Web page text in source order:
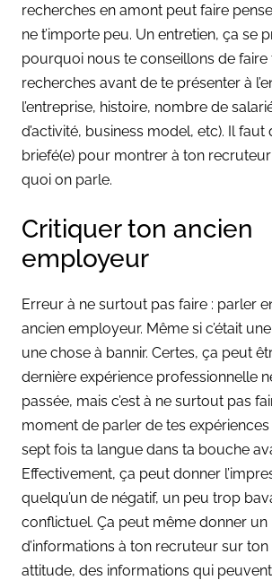
recherches en amont peut faire
ne t’importe peu. Un entretien, ça se
pourquoi nous te conseillons de faire
recherches avant de te présenter à
l’entreprise, histoire, nombre de
d’activité, business model, etc). Il faut
briefé(e) pour montrer à ton
quoi on parle.
Critiquer ton ancien
employeur
Erreur à ne surtout pas faire : parler
ancien employeur. Même si c’était
une chose à bannir. Certes, ça peut
dernière expérience professionnelle
passée, mais c’est à ne surtout pas
moment de parler de tes
sept fois ta langue dans ta bouche
Effectivement, ça peut donner
quelqu’un de négatif, un peu trop
conflictuel. Ça peut même donner
d’informations à ton recruteur sur
attitude, des informations qui